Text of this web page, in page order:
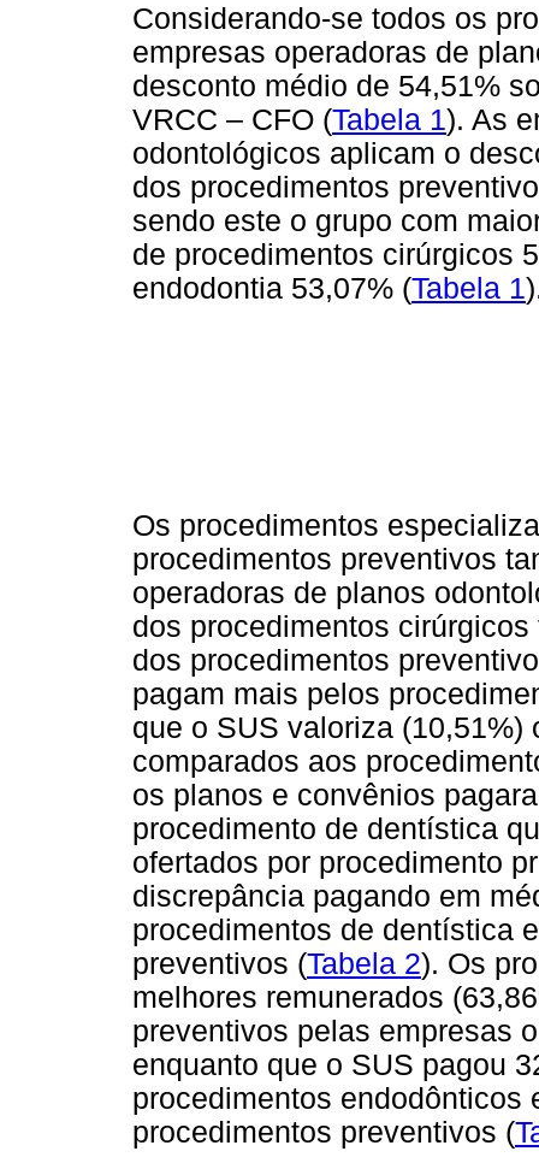
Considerando-se todos os
empresas operadoras de
desconto médio de 54,51%
VRCC – CFO (Tabela 1). As
odontológicos aplicam o
dos procedimentos
sendo este o grupo com
de procedimentos cirúrgicos
endodontia 53,07% (Tabela 1
Os procedimentos
procedimentos preventivos
operadoras de planos
dos procedimentos
dos procedimentos
pagam mais pelos
que o SUS valoriza
comparados aos
os planos e convênios
procedimento de dentística
ofertados por procedimento
discrepância pagando em
procedimentos de dentística
preventivos (Tabela 2). Os
melhores remunerados
preventivos pelas empresas
enquanto que o SUS pagou
procedimentos endodônticos
procedimentos preventivos (